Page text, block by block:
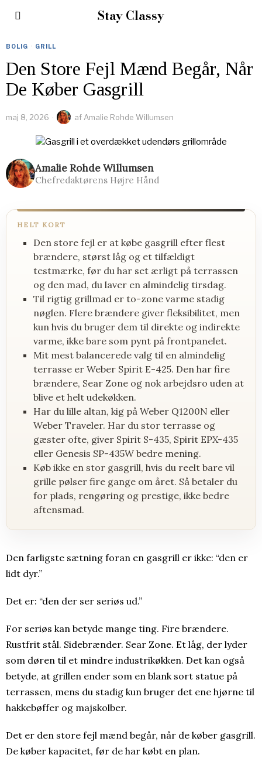
Stay Classy
BOLIG · GRILL
Den Store Fejl Mænd Begår, Når
De Køber Gasgrill
maj 8, 2026 af Amalie Rohde Willumsen
Amalie Rohde Willumsen
Chefredaktørens Højre Hånd
HELT KORT
Den store fejl er at købe gasgrill efter flest
brændere, størst låg og et tilfældigt
testmærke, før du har set ærligt på terrassen
og den mad, du laver en almindelig tirsdag.
Til rigtig grillmad er to-zone varme stadig
nøglen. Flere brændere giver fleksibilitet, men
kun hvis du bruger dem til direkte og indirekte
varme, ikke bare som pynt på frontpanelet.
Mit mest balancerede valg til en almindelig
terrasse er Weber Spirit E-425. Den har fire
brændere, Sear Zone og nok arbejdsro uden at
blive et helt udekøkken.
Har du lille altan, kig på Weber Q1200N eller
Weber Traveler. Har du stor terrasse og
gæster ofte, giver Spirit S-435, Spirit EPX-435
eller Genesis SP-435W bedre mening.
Køb ikke en stor gasgrill, hvis du reelt bare vil
grille pølser fire gange om året. Så betaler du
for plads, rengøring og prestige, ikke bedre
aftensmad.
Den farligste sætning foran en gasgrill er ikke: “den er
lidt dyr.”
Det er: “den der ser seriøs ud.”
For seriøs kan betyde mange ting. Fire brændere.
Rustfrit stål. Sidebrænder. Sear Zone. Et låg, der lyder
som døren til et mindre industrikøkken. Det kan også
betyde, at grillen ender som en blank sort statue på
terrassen, mens du stadig kun bruger det ene hjørne til
hakkebøffer og majskolber.
Det er den store fejl mænd begår, når de køber gasgrill.
De køber kapacitet, før de har købt en plan.